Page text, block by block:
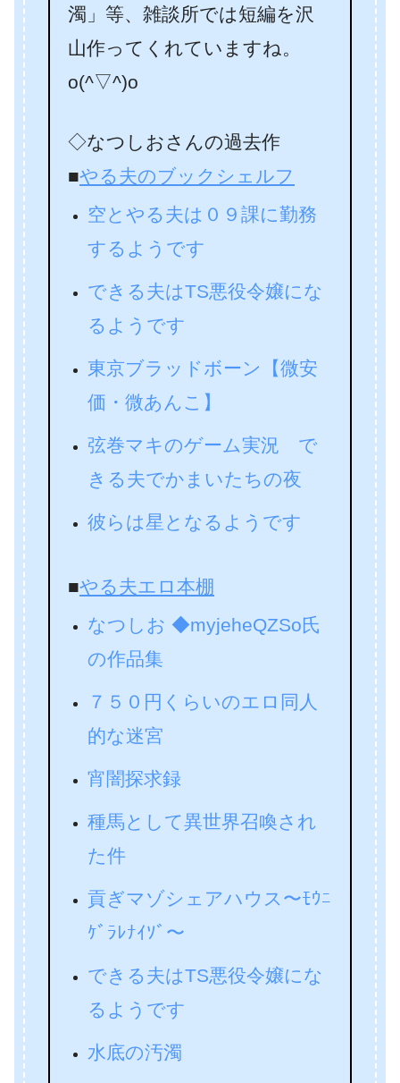
濁」等、雑談所では短編を沢
山作ってくれていますね。
o(^▽^)o
◇なつしおさんの過去作
■やる夫のブックシェルフ
空とやる夫は０９課に勤務
するようです
できる夫はTS悪役令嬢にな
るようです
東京ブラッドボーン【微安
価・微あんこ】
弦巻マキのゲーム実況 で
きる夫でかまいたちの夜
彼らは星となるようです
■やる夫エロ本棚
なつしお ◆myjeheQZSo氏
の作品集
７５０円くらいのエロ同人
的な迷宮
宵闇探求録
種馬として異世界召喚され
た件
貢ぎマゾシェアハウス〜ﾓｳﾆ
ｹﾞﾗﾚﾅｲｿﾞ〜
できる夫はTS悪役令嬢にな
るようです
水底の汚濁